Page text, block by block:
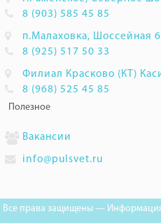
8 (903) 585 45 85
п.Малаховка, Шоссейная
8 (925) 517 50 33
Филиал Красково (КТ)
8 (968) 525 45 85
Полезное
Вакансии
info@pulsvet.ru
Все права защищены —